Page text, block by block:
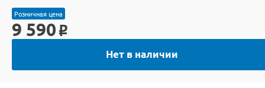
Розничная цена
9 590 o
Нет в наличии